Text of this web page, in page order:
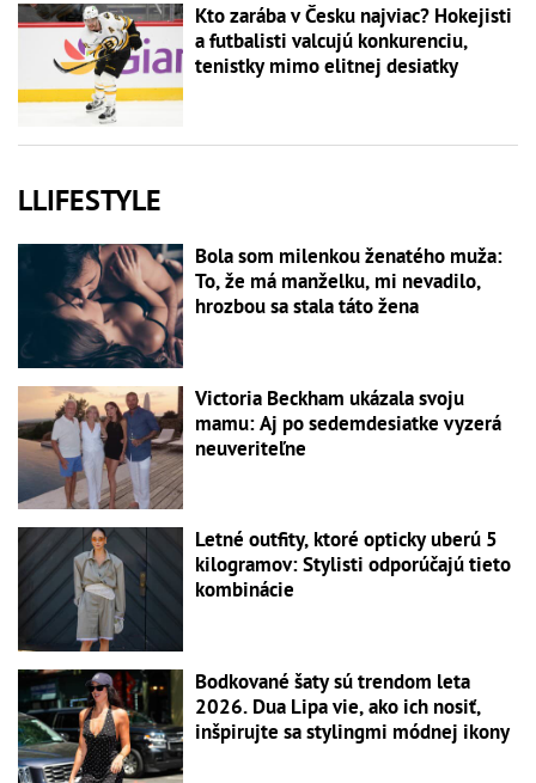
Kto zarába v Česku najviac? Hokejisti
a futbalisti valcujú konkurenciu,
tenistky mimo elitnej desiatky
LLIFESTYLE
Bola som milenkou ženatého muža:
To, že má manželku, mi nevadilo,
hrozbou sa stala táto žena
Victoria Beckham ukázala svoju
mamu: Aj po sedemdesiatke vyzerá
neuveriteľne
Letné outfity, ktoré opticky uberú 5
kilogramov: Stylisti odporúčajú tieto
kombinácie
Bodkované šaty sú trendom leta
2026. Dua Lipa vie, ako ich nosiť,
inšpirujte sa stylingmi módnej ikony